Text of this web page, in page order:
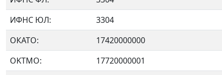
ИФНС ЮЛ:
3304
ОКАТО:
17420000000
OKTMO:
17720000001